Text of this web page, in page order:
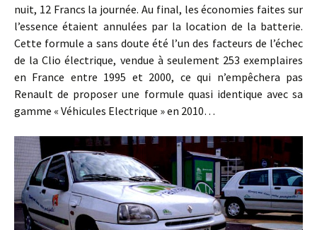
nuit, 12 Francs la journée. Au final, les économies faites sur
l’essence étaient annulées par la location de la batterie.
Cette formule a sans doute été l’un des facteurs de l’échec
de la Clio électrique, vendue à seulement 253 exemplaires
en France entre 1995 et 2000, ce qui n’empêchera pas
Renault de proposer une formule quasi identique avec sa
gamme « Véhicules Electrique » en 2010…